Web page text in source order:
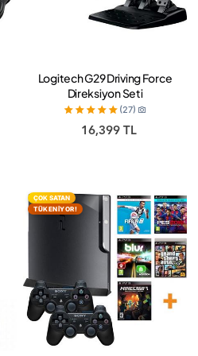
Logitech G29 Driving Force
Direksiyon Seti
(27)
16,399 TL
ÇOK SATAN
TÜKENİYOR!